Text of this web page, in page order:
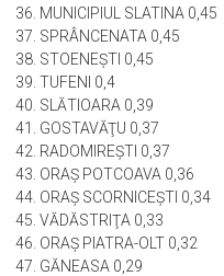
34. CORBU 0,46
35. IZBICENI 0,46
36. MUNICIPIUL SLATINA 0,45
37. SPRÂNCENATA 0,45
38. STOENEŞTI 0,45
39. TUFENI 0,4
40. SLĂTIOARA 0,39
41. GOSTAVĂŢU 0,37
42. RADOMIREŞTI 0,37
43. ORAŞ POTCOAVA 0,36
44. ORAŞ SCORNICEŞTI 0,34
45. VĂDĂSTRIŢA 0,33